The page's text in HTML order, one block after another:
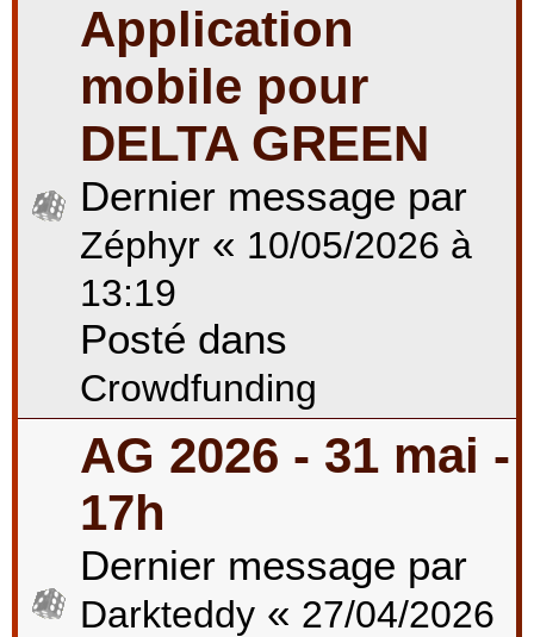
Application
mobile pour
DELTA GREEN
Dernier message par
Zéphyr « 10/05/2026 à
13:19
Posté dans
Crowdfunding
AG 2026 - 31 mai -
17h
Dernier message par
Darkteddy « 27/04/2026